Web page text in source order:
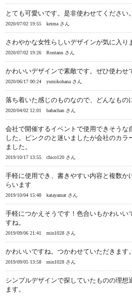
とても可愛いです。是非使わせてください。
2020/07/02 19:55 keima さん
さわやかな女性らしいデザインが気に入り
2020/07/02 19:26 Rontann さん
かわいいデザインで素敵です。ぜひ使わせ
2020/06/17 00:24 yumikohana さん
落ち着いた感じのものなので、どんなもの
2020/04/02 12:01 babachan さん
会社で開催するイベントで使用できそうな
した。ピンクのと迷いましたが会社のカ
ました。
2019/10/17 13:55 chico120 さん
手軽に使用でき、書きやすい内容と複数か
らいます
2019/10/04 15:48 katayamat さん
手軽につかえそうです！色合いもかわいい
すね。
2019/09/06 21:41 min1028 さん
かわいいですね。つかわせていただきます。
2019/09/05 13:58 min1028 さん
シンプルデザインで探していたものの理想
ます。